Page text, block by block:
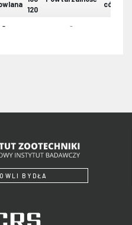
120
córek
- -
BYDŁA